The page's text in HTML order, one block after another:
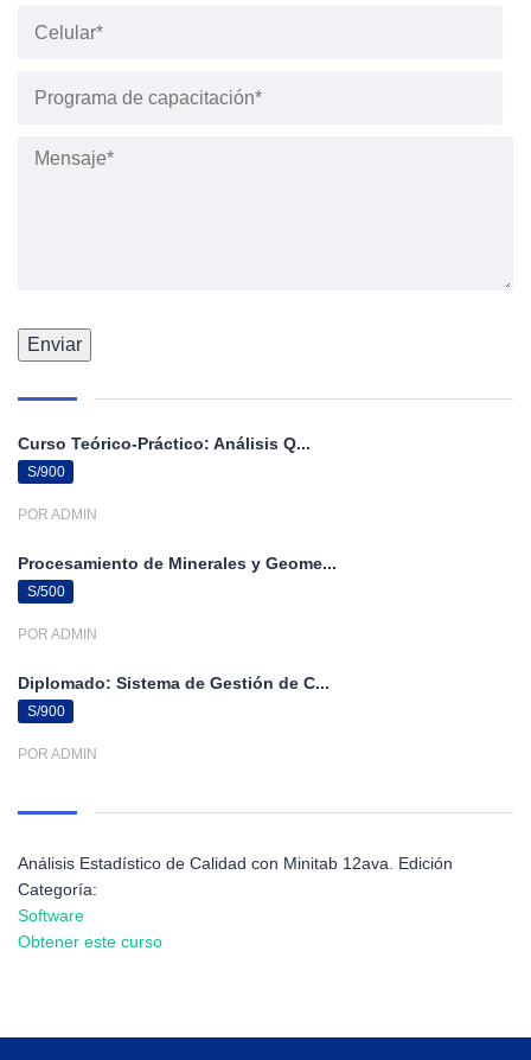
Curso Teórico-Práctico: Análisis Q...
S/900
POR ADMIN
Procesamiento de Minerales y Geome...
S/500
POR ADMIN
Diplomado: Sistema de Gestión de C...
S/900
POR ADMIN
Análisis Estadístico de Calidad con Minitab 12ava. Edición
Categoría:
Software
Obtener este curso